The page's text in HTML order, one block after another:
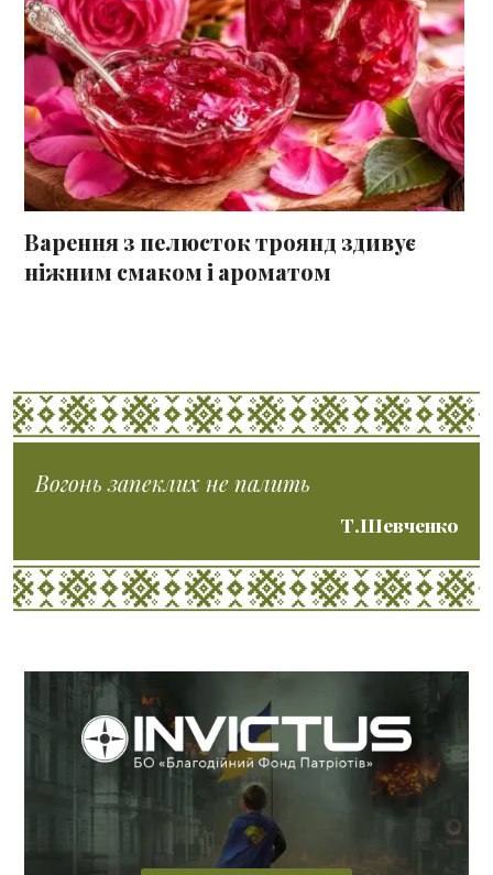
Варення з пелюсток троянд здивує
ніжним смаком і ароматом
Вогонь запеклих не палить
Т.Шевченко